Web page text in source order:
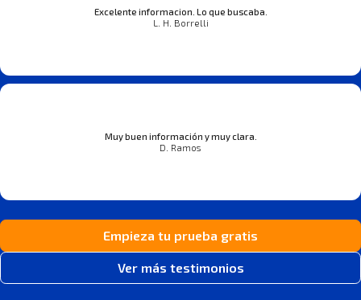
Excelente informacion. Lo que buscaba.
L. H. Borrelli
Muy buen información y muy clara.
D. Ramos
Empieza tu prueba gratis
Ver más testimonios